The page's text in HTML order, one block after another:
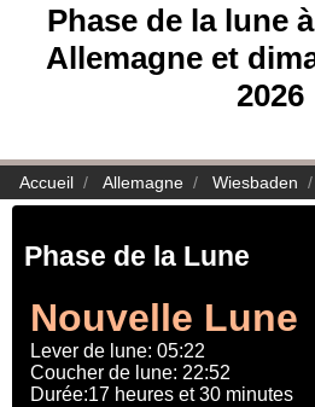
Phase de la lune
Allemagne et
2026
Accueil Allemagne Wiesbaden
Phase de la Lune
Nouvelle Lune
Lever de lune: 05:22
Coucher de lune: 22:52
Durée:17 heures et 30 minutes